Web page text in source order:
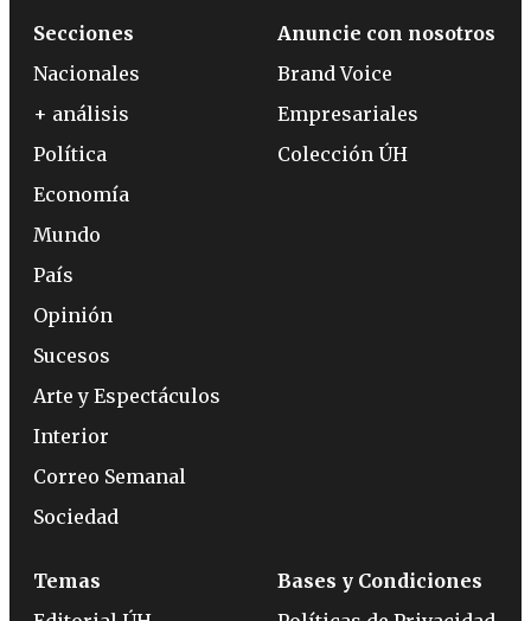
Secciones
Nacionales
+ análisis
Política
Economía
Mundo
País
Opinión
Sucesos
Arte y Espectáculos
Interior
Correo Semanal
Sociedad
Anuncie con nosotros
Brand Voice
Empresariales
Colección ÚH
Temas
Bases y Condiciones